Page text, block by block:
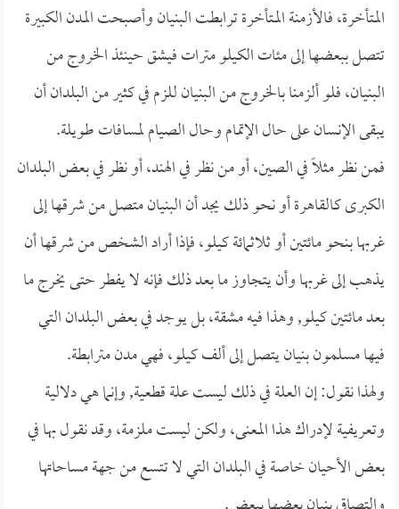
المتأخرة، فالأزمنة المـتأخرة ترابطت البنيان وأصبحت المدن الكبيرة
تتصل ببعضها إلى مئات الكيلو مترات فيشق حينئذ الخروج من
البنيان، فلو ألزمنا بالخروج من البنيان للزم في كثير من البلدان أن
يبقى الإنسان على حال الإتمام وحال الصيام لمسافات طويلة.
فمن نظر مثلاً في الصين، أو من نظر في الهند، أو نظر في بعض البلدان
الكبرى كالقاهرة أو نحو ذلك يجد أن البنيان متصل من شرقها إلى
غربها بنحو مائتين أو ثلاثمائة كيلو، فإذا أراد الشخص من شرقها أن
يذهب إلى غربها وأن يتجاوز ما بعد ذلك فإنه لا يفطر حتى يخرج ما
بعد مائتين كيلو, وهذا فيه مشقة، بل يوجد في بعض البلدان التي
فيها مسلمون بنيان يتصل إلى ألف كيلو، فهي مدن مترابطة.
ولهذا نقول: إن العلة في ذلك ليست علة قطعية, وإنما هي دلالية
وتعريفية لإدراك هذا المعنى، ولكن ليست ملزمة، وقد نقول بها في
بعض الأحيان خاصة في البلدان التي لا تتسع من جهة مساحاتها